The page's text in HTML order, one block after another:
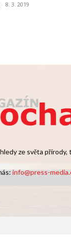
- 8. 3. 2019
ze světa
info@press-